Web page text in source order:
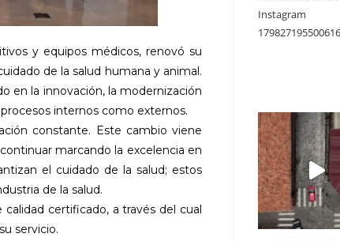
y equipos médicos, renovó su
de la salud humana y animal.
en la innovación, la modernización
internos como externos.
constante. Este cambio viene
marcando la excelencia en
el cuidado de la salud; estos
de la salud.
certificado, a través del cual
servicio.